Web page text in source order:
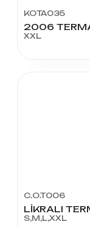
KOTA035
2006
XXL
C.O.T006
LİKRALI
S,M,L,XXL